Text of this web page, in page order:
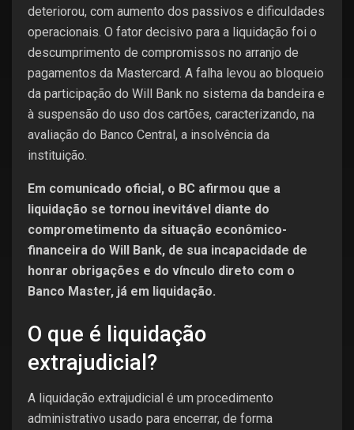
deteriorou, com aumento dos passivos e dificuldades
operacionais. O fator decisivo para a liquidação foi o
descumprimento de compromissos no arranjo de
pagamentos da Mastercard. A falha levou ao bloqueio
da participação do Will Bank no sistema da bandeira e
à suspensão do uso dos cartões, caracterizando, na
avaliação do Banco Central, a insolvência da
instituição.
Em comunicado oficial, o BC afirmou que a
liquidação se tornou inevitável diante do
comprometimento da situação econômico-
financeira do Will Bank, de sua incapacidade de
honrar obrigações e do vínculo direto com o
Banco Master, já em liquidação.
O que é liquidação
extrajudicial?
A liquidação extrajudicial é um procedimento
administrativo usado para encerrar, de forma